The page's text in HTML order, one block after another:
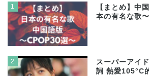
1
【まとめ】中
本の有名な歌
2
スーパーアイ
詞 熱愛105°C